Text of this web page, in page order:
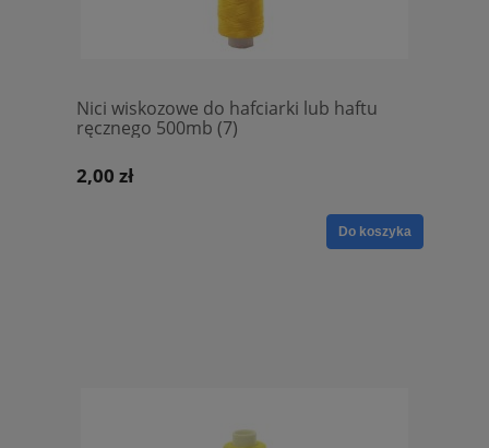
Nici wiskozowe do hafciarki lub haftu
ręcznego 500mb (7)
2,00 zł
Do koszyka